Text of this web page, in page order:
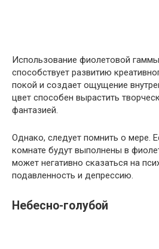
Использование фиолетовой
способствует развитию
покой и создает ощущение
цвет способен вырастить
фантазией.
Однако, следует помнить о мере.
комнате будут выполнены в
может негативно сказаться на
подавленность и депрессию.
Небесно-голубой